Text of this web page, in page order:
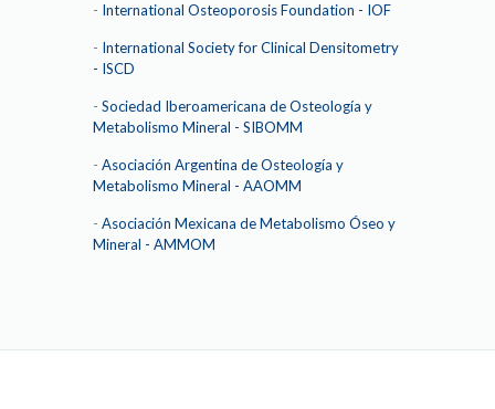
- International Osteoporosis Foundation - IOF
- International Society for Clinical Densitometry
- ISCD
- Sociedad Iberoamericana de Osteología y
Metabolismo Mineral - SIBOMM
- Asociación Argentina de Osteología y
Metabolismo Mineral - AAOMM
- Asociación Mexicana de Metabolismo Óseo y
Mineral - AMMOM